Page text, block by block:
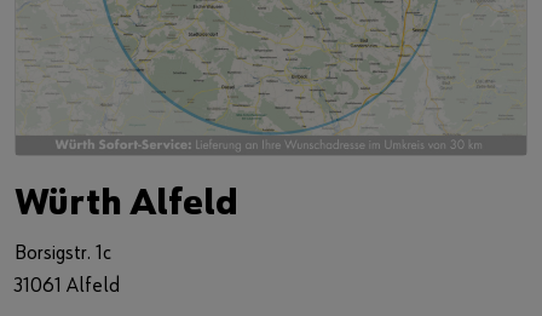
Würth Alfeld
Borsigstr. 1c
31061 Alfeld